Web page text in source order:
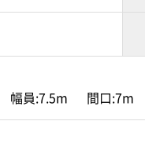
員:7.5m 間口:7m